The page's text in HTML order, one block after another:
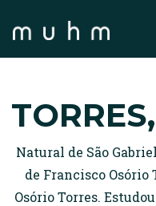
Natural de São
de Francisco Osório
Osório Torres.